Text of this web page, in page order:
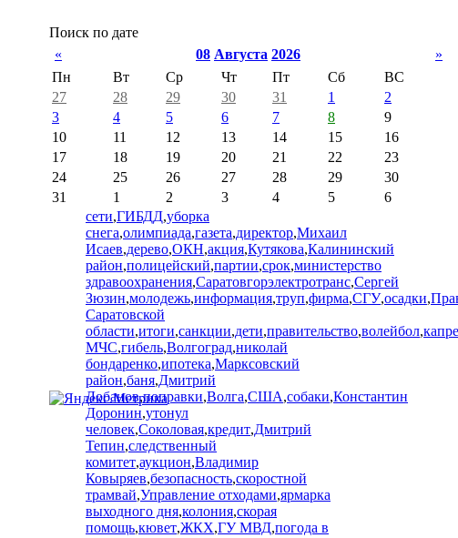
Поиск по дате
«
08 Августа 2026
»
Пн
Вт Ср Чт Пт Сб
ВС
27
28 29 30 31 1
2
3
4 5 6 7 8
9
10
11 12 13 14 15
16
17
18 19 20 21 22
23
24
25 26 27 28 29
30
31
1 2 3 4 5
6
сети,ГИБДД,уборка
снега,олимпиада,газета,директор,Михаил
Исаев,дерево,ОКН,акция,Кутякова,Калининский
район,полицейский,партии,срок,министерство
здравоохранения,Саратовгорэлектротранс,Сергей
Зюзин,молодежь,информация,труп,фирма,СГУ,осадки,
Саратовской
области,итоги,санкции,дети,правительство,волейбол,
МЧС,гибель,Волгоград,николай
бондаренко,ипотека,Марксовский
район,баня,Дмитрий
Лобанов,поправки,Волга,США,собаки,Константин
Доронин,утонул
человек,Соколовая,кредит,Дмитрий
Тепин,следственный
комитет,аукцион,Владимир
Ковыряев,безопасность,скоростной
трамвай,Управление отходами,ярмарка
выходного дня,колония,скорая
помощь,кювет,ЖКХ,ГУ МВД,погода в